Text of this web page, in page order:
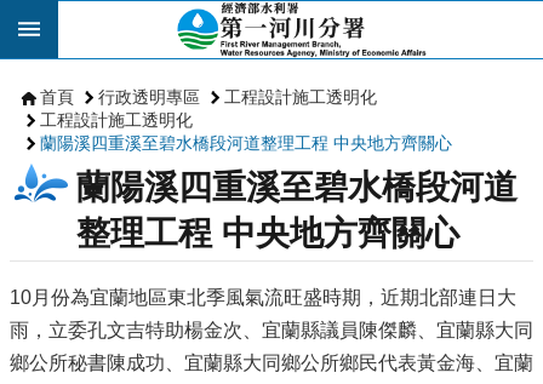
跳到主要內容區塊
首頁 行政透明專區
工程設計施工透明化
工程設計施工透明化
蘭陽溪四重溪至碧水橋段河道整理工程 中央地方齊關心
蘭陽溪四重溪至碧水橋段河道
整理工程 中央地方齊關心
10月份為宜蘭地區東北季風氣流旺盛時期，近期北部連日大
雨，立委孔文吉特助楊金次、宜蘭縣議員陳傑麟、宜蘭縣大同
鄉公所秘書陳成功、宜蘭縣大同鄉公所鄉民代表黃金海、宜蘭